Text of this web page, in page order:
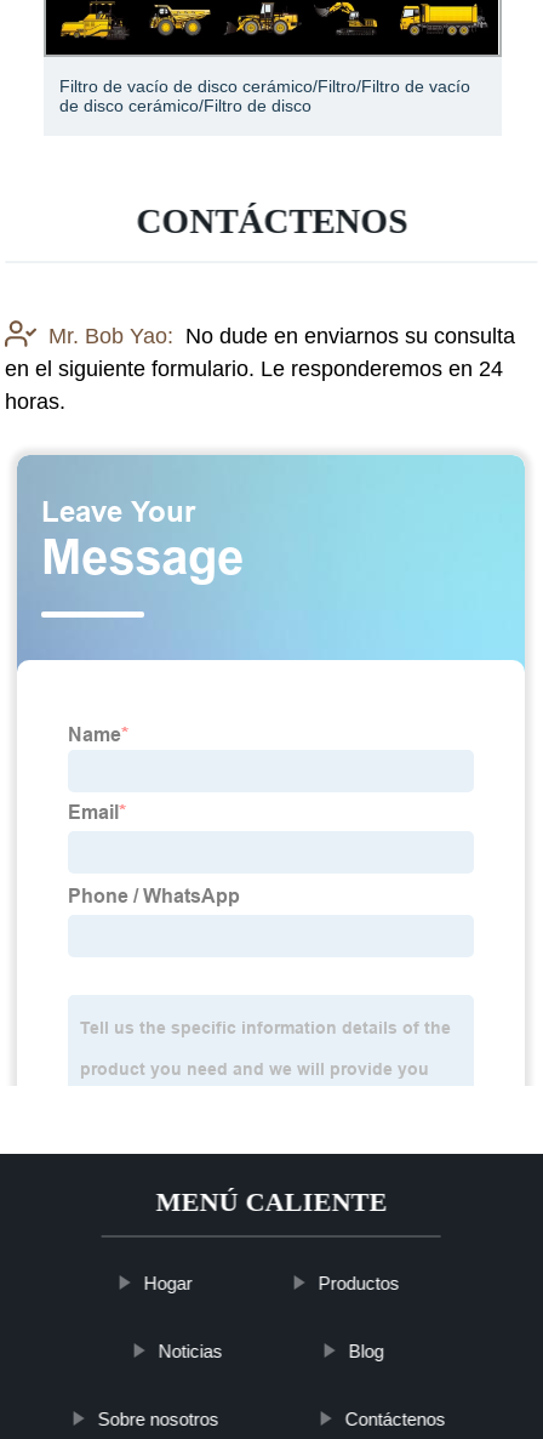
de vacío de disco cerámico/Filtro/Filtro de vacío
cerámico/Filtro de disco
CONTÁCTENOS
Mr. Bob Yao: No dude en enviarnos su consulta
en el siguiente formulario. Le responderemos en 24
horas.
MENÚ CALIENTE
Hogar Productos
Noticias Blog
Sobre nosotros Contáctenos